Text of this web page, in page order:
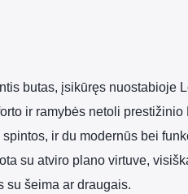
butas, įsikūręs nuostabioje
ir ramybės netoli
ir du modernūs bei
su atviro plano virtuve,
su šeima ar draugais.